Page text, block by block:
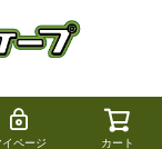
イページ カート